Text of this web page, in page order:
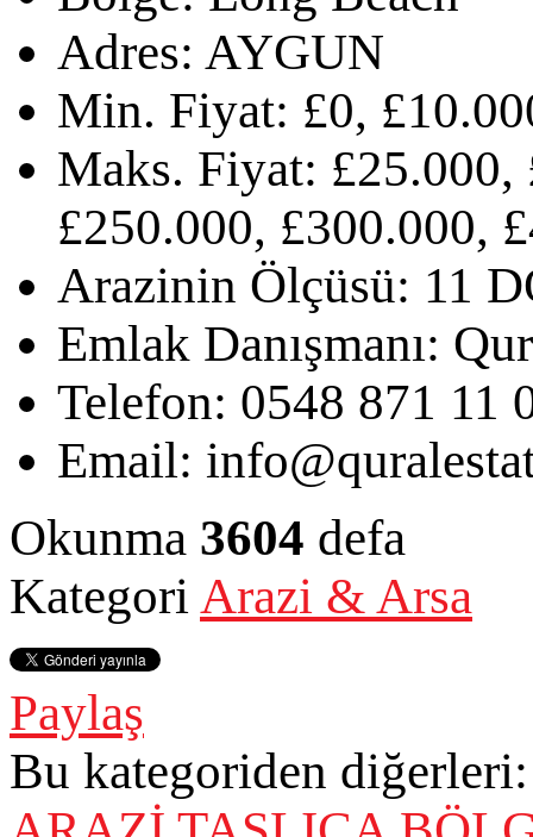
Adres: AYGUN
Min. Fiyat: £0,
Maks. Fiyat: £25.000,
£250.000, £300.000,
Arazinin Ölçüsü: 11
Emlak Danışmanı:
Telefon: 0548 871 11
Email:
Okunma 3604 defa
Kategori Arazi & Arsa
Paylaş
Bu kategoriden diğerleri: